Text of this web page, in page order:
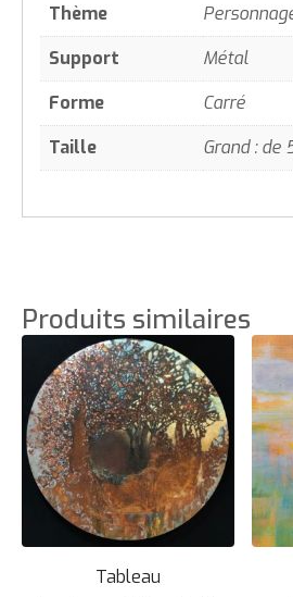
Thème
Support
Métal
Forme
Carré
Taille
Grand : de
Produits similaires
Tableau